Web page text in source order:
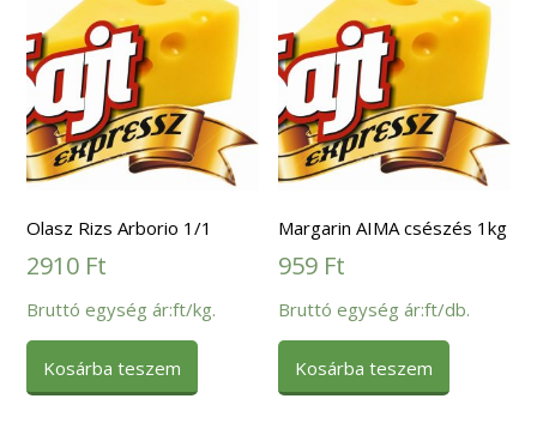
Olasz Rizs Arborio 1/1
2910 Ft
Bruttó egység ár:ft/kg.
Kosárba teszem
Margarin AIMA csészés 1kg
959 Ft
Bruttó egység ár:ft/db.
Kosárba teszem